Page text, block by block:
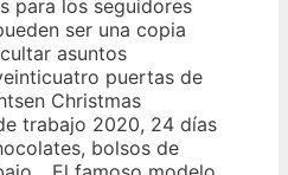
para los seguidores
ser una copia
asuntos
puertas de
Christmas
trabajo 2020, 24 días
bolsos de